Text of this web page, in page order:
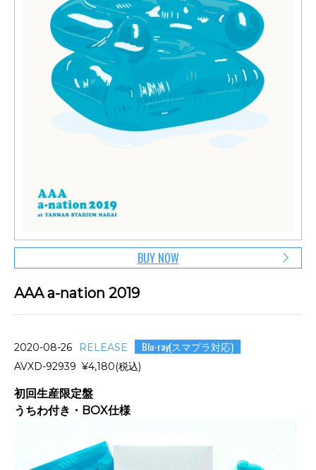
BUY NOW
AAA a-nation 2019
2020-08-26 RELEASE Blu-ray(スマプラ対応)
AVXD-92939 ¥4,180(税込)
初回生産限定盤
うちわ付き・BOX仕様